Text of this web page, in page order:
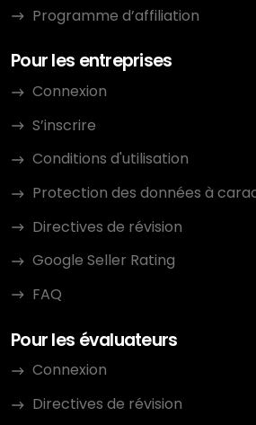
Programme d’affiliation
Pour les entreprises
Connexion
S’inscrire
Conditions d'utilisation
Protection des données à
Directives de révision
Google Seller Rating
FAQ
Pour les évaluateurs
Connexion
Directives de révision